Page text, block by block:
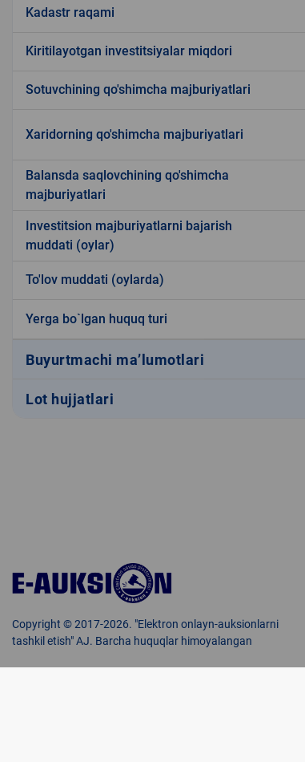
Kadastr raqami
Kiritilayotgan investitsiyalar miqdori
Sotuvchining qo'shimcha majburiyatlari
Xaridorning qo'shimcha majburiyatlari
Balansda saqlovchining qo'shimcha
majburiyatlari
Investitsion majburiyatlarni bajarish
muddati (oylar)
To'lov muddati (oylarda)
Yerga bo`lgan huquq turi
Buyurtmachi ma’lumotlari
Lot hujjatlari
Copyright © 2017-2026. "Elektron onlayn-auksionlarni
tashkil etish" AJ. Barcha huquqlar himoyalangan